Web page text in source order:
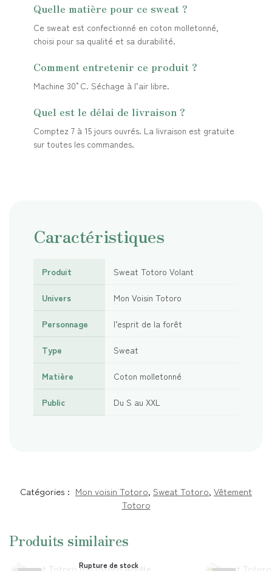
Quelle matière pour ce sweat ?
Ce sweat est confectionné en coton molletonné,
choisi pour sa qualité et sa durabilité.
Comment entretenir ce produit ?
Machine 30°C. Séchage à l’air libre.
Quel est le délai de livraison ?
Comptez 7 à 15 jours ouvrés. La livraison est gratuite
sur toutes les commandes.
Caractéristiques
Produit Sweat Totoro Volant
Univers Mon Voisin Totoro
Personnage l’esprit de la forêt
Type Sweat
Matière Coton molletonné
Public Du S au XXL
Catégories : Mon voisin Totoro, Sweat Totoro, Vêtement
Totoro
Produits similaires
Rupture de stock